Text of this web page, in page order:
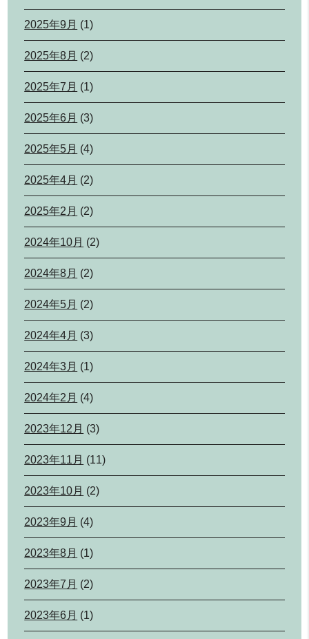
2025年9月 (1)
2025年8月 (2)
2025年7月 (1)
2025年6月 (3)
2025年5月 (4)
2025年4月 (2)
2025年2月 (2)
2024年10月 (2)
2024年8月 (2)
2024年5月 (2)
2024年4月 (3)
2024年3月 (1)
2024年2月 (4)
2023年12月 (3)
2023年11月 (11)
2023年10月 (2)
2023年9月 (4)
2023年8月 (1)
2023年7月 (2)
2023年6月 (1)